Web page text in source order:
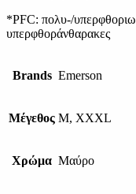
*PFC: πολυ-/
υπερφθοράνθαρακες
Brands Emerson
Μέγεθος M, XXXL
Χρώμα Μαύρο